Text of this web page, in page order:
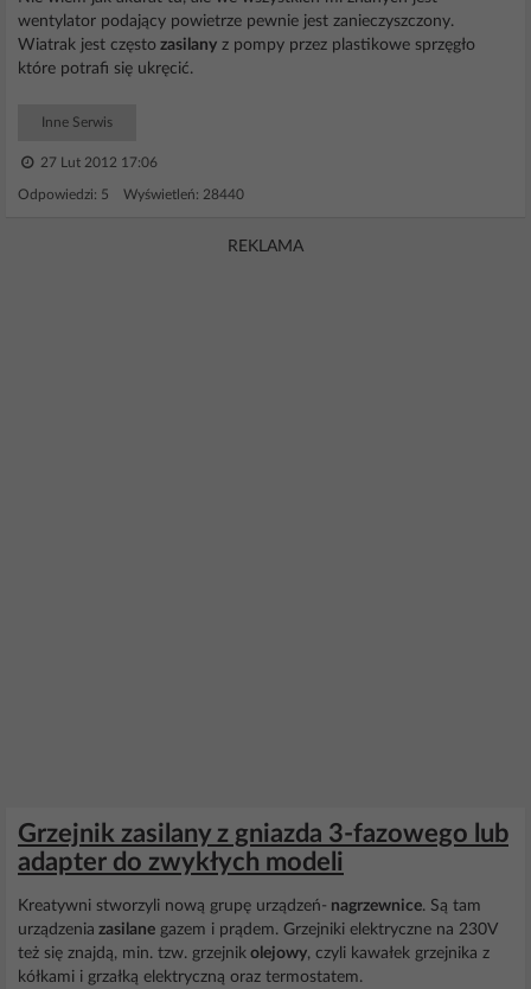
wentylator podający powietrze pewnie jest zanieczyszczony.
Wiatrak jest często zasilany z pompy przez plastikowe sprzęgło
które potrafi się ukręcić.
Inne Serwis
27 Lut 2012 17:06
Odpowiedzi: 5 Wyświetleń: 28440
REKLAMA
Grzejnik zasilany z gniazda 3-fazowego lub
adapter do zwykłych modeli
Kreatywni stworzyli nową grupę urządzeń- nagrzewnice. Są tam
urządzenia zasilane gazem i prądem. Grzejniki elektryczne na 230V
też się znajdą, min. tzw. grzejnik olejowy, czyli kawałek grzejnika z
kółkami i grzałką elektryczną oraz termostatem.